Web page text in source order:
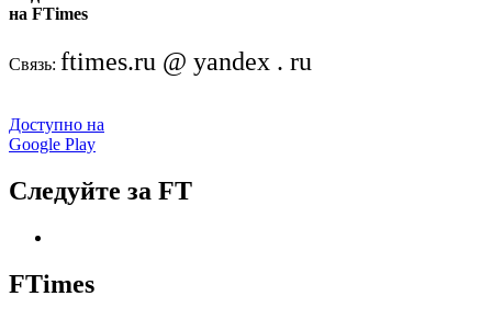
на FTimes
Связь: ftimes.ru @ yandex . ru
Доступно на
Google Play
Следуйте за FT
FTimes